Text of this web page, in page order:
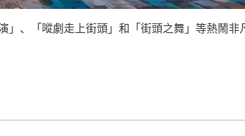
」、「㗰劇走上街頭」和「街頭之舞」等熱鬧非